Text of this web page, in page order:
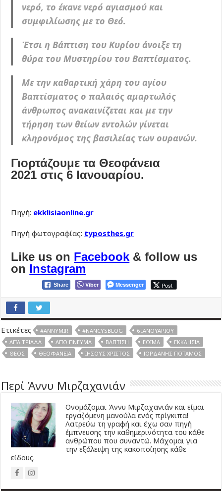
νερό, το έκανε νερό αγιασμού και
συμφιλίωσης με το Θεό.
Έτσι η Βάπτιση του Κυρίου άνοιξε τη
θύρα του Μυστηρίου του Βαπτίσματος.
Με την καθαρτική χάρη του αγίου
Βαπτίσματος ο παλαιός αμαρτωλός
άνθρωπος ανακαινίζεται και με την
τήρηση των θείων εντολών γίνεται
κληρονόμος της βασιλείας των ουρανών.
Γιορτάζουμε τα Θεοφάνεια
2021 στις 6 Ιανουαρίου.
Πηγή: ekklisiaonline.gr
Πηγή φωτογραφίας: typosthes.gr
Like us on Facebook & follow us
on Instagram
Share Viber Messenger Post
Ετικέτες #ANNYMIR #NANCYSBLOG
6 ΙΑΝΟΥΑΡΊΟΥ
ΑΓΊΑ ΤΡΙΆΔΑ
ΆΓΙΟ ΠΝΕΎΜΑ ΒΆΠΤΙΣΗ ΈΘΙΜΑ
ΕΚΚΛΗΣΊΑ
ΘΕΟΣ
ΘΕΟΦΆΝΕΙΑ ΙΗΣΟΎΣ ΧΡΙΣΤΌΣ ΙΟΡΔΆΝΗΣ ΠΟΤΑΜΌΣ
Περί Άννυ Μιρζαχανιάν
Ονομάζομαι Άννυ Μιρζαχανιάν και είμαι
εργαζόμενη μανούλα ενός πρίγκιπα!
Λατρεύω τη γραφή και έχω σαν πηγή
έμπνευσης την καθημερινότητα του κάθε
ανθρώπου που συναντώ. Μάχομαι για
την εξάλειψη της κακοποίησης κάθε
είδους.